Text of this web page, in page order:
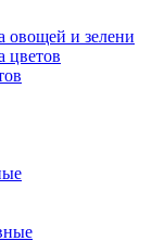
овощей и зелени
цветов